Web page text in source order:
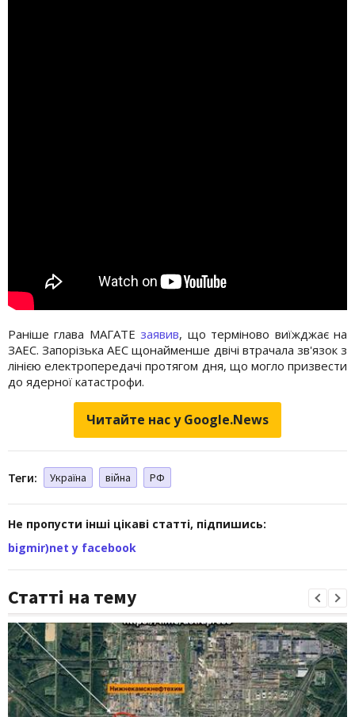
Раніше глава МАГАТЕзаявив, що терміново виїжджає на
ЗАЕС. Запорізька АЕС щонайменше двічі втрачала зв'язок з
лінією електропередачі протягом дня, що могло призвести
до ядерної катастрофи.
Читайте нас у Google.News
Теги: Україна війна РФ
Не пропусти інші цікаві статті, підпишись:
bigmir)net у facebook
Статті на тему